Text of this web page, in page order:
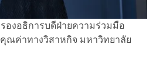
องอธิการบดีฝ่ายความร่วมมือ
ณค่าทางวิสาหกิจ มหาวิทยาลัย